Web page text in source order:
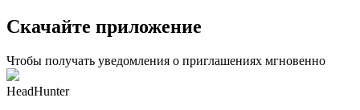
Скачайте приложение
Чтобы получать уведомления о приглашениях мгновенно
HeadHunter